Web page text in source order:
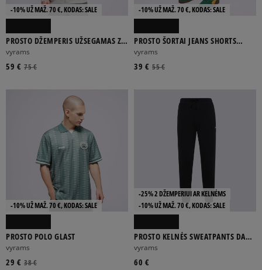
-10% UŽ MAŽ. 70 €, KODAS: SALE
PROSTO DŽEMPERIS UŽSEGAMAS ZIP
HOODIE GHOTIC P GRAY
vyrams
75 €
59 €
-10% UŽ MAŽ. 70 €, KODAS: SALE
PROSTO ŠORTAI JEANS SHORTS
BAGGY ZAXX
vyrams
55 €
39 €
-10% UŽ MAŽ. 70 €, KODAS: SALE
PROSTO POLO GLAST
vyrams
38 €
29 €
-25% 2 DŽEMPERIUI AR KELNĖMS
-10% UŽ MAŽ. 70 €, KODAS: SALE
PROSTO KELNĖS SWEATPANTS DARN
WASHED BLACK
vyrams
60 €